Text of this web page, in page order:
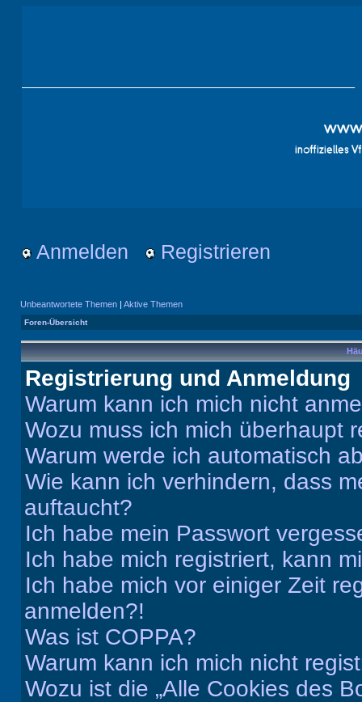
Anmelden Registrieren
Unbeantwortete Themen | Aktive Themen
Foren-Übersicht
Registrierung und Anmeldung
Warum kann ich mich nicht
Wozu muss ich mich überhaupt
Warum werde ich automatisch
Wie kann ich verhindern, dass
auftaucht?
Ich habe mein Passwort
Ich habe mich registriert, kann
Ich habe mich vor einiger Zeit
anmelden?!
Was ist COPPA?
Warum kann ich mich nicht
Wozu ist die „Alle Cookies des